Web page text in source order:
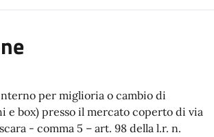
per miglioria o cambio di
e box) presso il mercato coperto di via
- comma 5 – art. 98 della l.r. n.